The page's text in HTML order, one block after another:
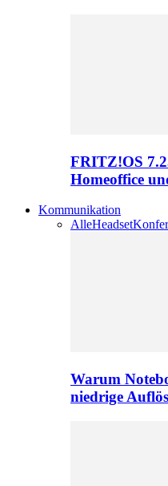
FRITZ!OS
Homeoffice
Kommunikation
AlleHeadset
Warum
niedrige